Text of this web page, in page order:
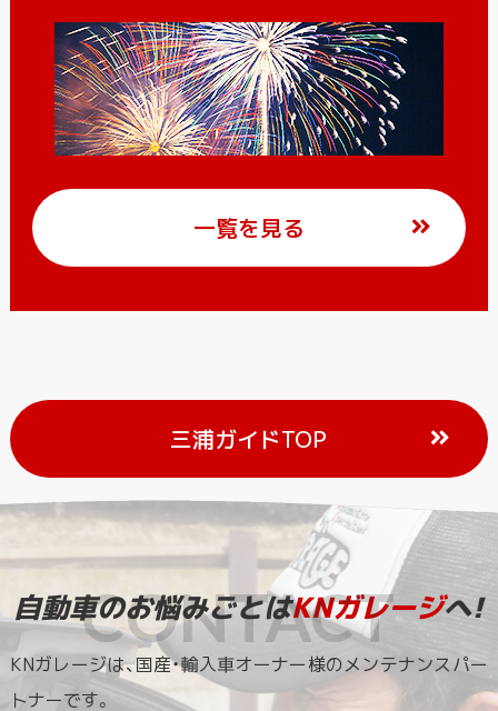
一覧を見る
三浦ガイドTOP
自動車のお悩みごとはKNガレージへ!
KNガレージは、国産・輸入車オーナー様のメンテナンスパー
トナーです。